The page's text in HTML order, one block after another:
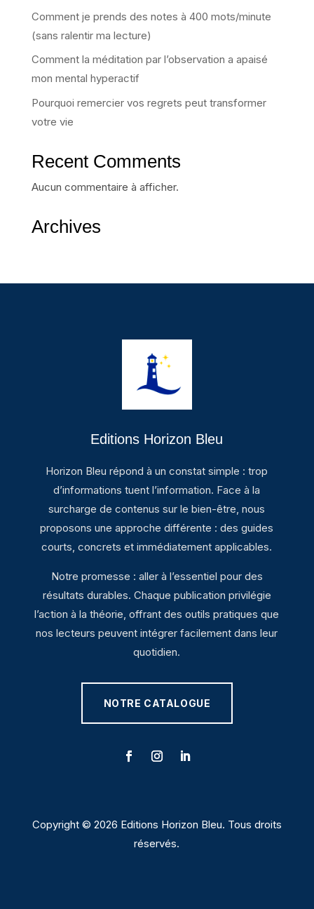
Comment je prends des notes à 400 mots/minute
(sans ralentir ma lecture)
Comment la méditation par l’observation a apaisé
mon mental hyperactif
Pourquoi remercier vos regrets peut transformer
votre vie
Recent Comments
Aucun commentaire à afficher.
Archives
Editions Horizon Bleu
Horizon Bleu répond à un constat simple : trop
d’informations tuent l’information. Face à la
surcharge de contenus sur le bien-être, nous
proposons une approche différente : des guides
courts, concrets et immédiatement applicables.
Notre promesse : aller à l’essentiel pour des
résultats durables. Chaque publication privilégie
l’action à la théorie, offrant des outils pratiques que
nos lecteurs peuvent intégrer facilement dans leur
quotidien.
NOTRE CATALOGUE
Copyright © 2026 Editions Horizon Bleu. Tous droits
réservés.